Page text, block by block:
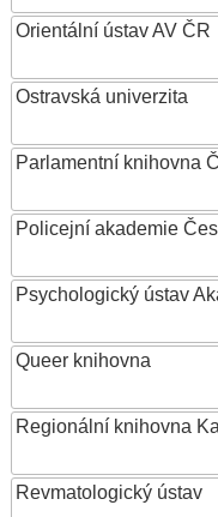
Orientální ústav AV ČR
Ostravská univerzita
Parlamentní knihovna
Policejní akademie
Psychologický ústav
Queer knihovna
Regionální knihovna
Revmatologický ústav